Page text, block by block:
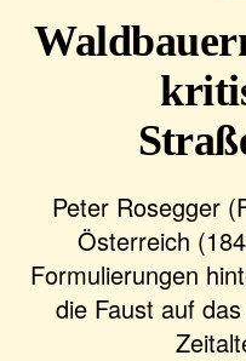
Peter Rosegger
Österreich
Formulierungen
die Faust auf